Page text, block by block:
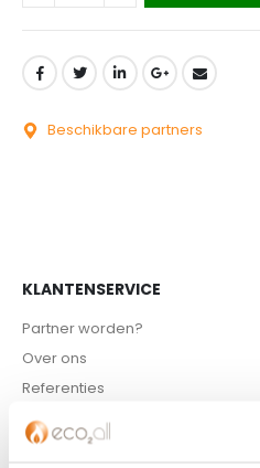
Beschikbare partners
KLANTENSERVICE
Partner worden?
Over ons
Referenties
Privacybeleid
Algemene voorwaarden